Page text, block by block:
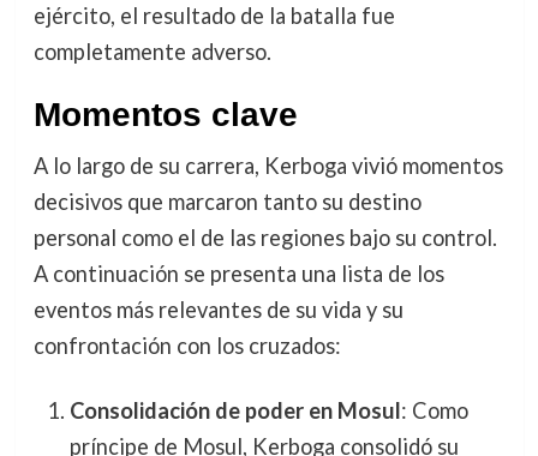
ejército, el resultado de la batalla fue
completamente adverso.
Momentos clave
A lo largo de su carrera, Kerboga vivió momentos
decisivos que marcaron tanto su destino
personal como el de las regiones bajo su control.
A continuación se presenta una lista de los
eventos más relevantes de su vida y su
confrontación con los cruzados:
Consolidación de poder en Mosul: Como
príncipe de Mosul, Kerboga consolidó su